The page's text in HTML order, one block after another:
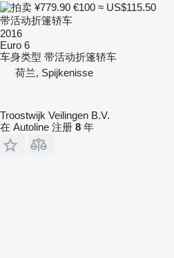
¥779.90 €100 ≈ US$115.50
带活动折篷轿车
2016
Euro 6
车身类型 带活动折篷轿车
荷兰, Spijkenisse
Troostwijk Veilingen B.V.
在 Autoline 注册 8 年